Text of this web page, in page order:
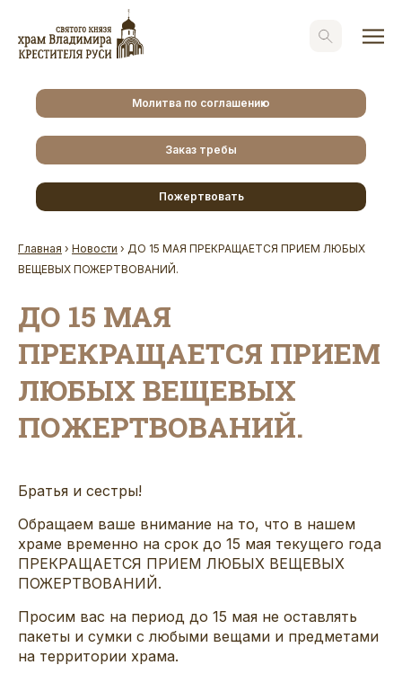
Молитва по соглашению
Заказ требы
Пожертвовать
Главная › Новости › ДО 15 МАЯ ПРЕКРАЩАЕТСЯ ПРИЕМ ЛЮБЫХ
ВЕЩЕВЫХ ПОЖЕРТВОВАНИЙ.
ДО 15 МАЯ
ПРЕКРАЩАЕТСЯ ПРИЕМ
ЛЮБЫХ ВЕЩЕВЫХ
ПОЖЕРТВОВАНИЙ.
Братья и сестры!
Обращаем ваше внимание на то, что в нашем
храме временно на срок до 15 мая текущего года
ПРЕКРАЩАЕТСЯ ПРИЕМ ЛЮБЫХ ВЕЩЕВЫХ
ПОЖЕРТВОВАНИЙ.
Просим вас на период до 15 мая не оставлять
пакеты и сумки с любыми вещами и предметами
на территории храма.